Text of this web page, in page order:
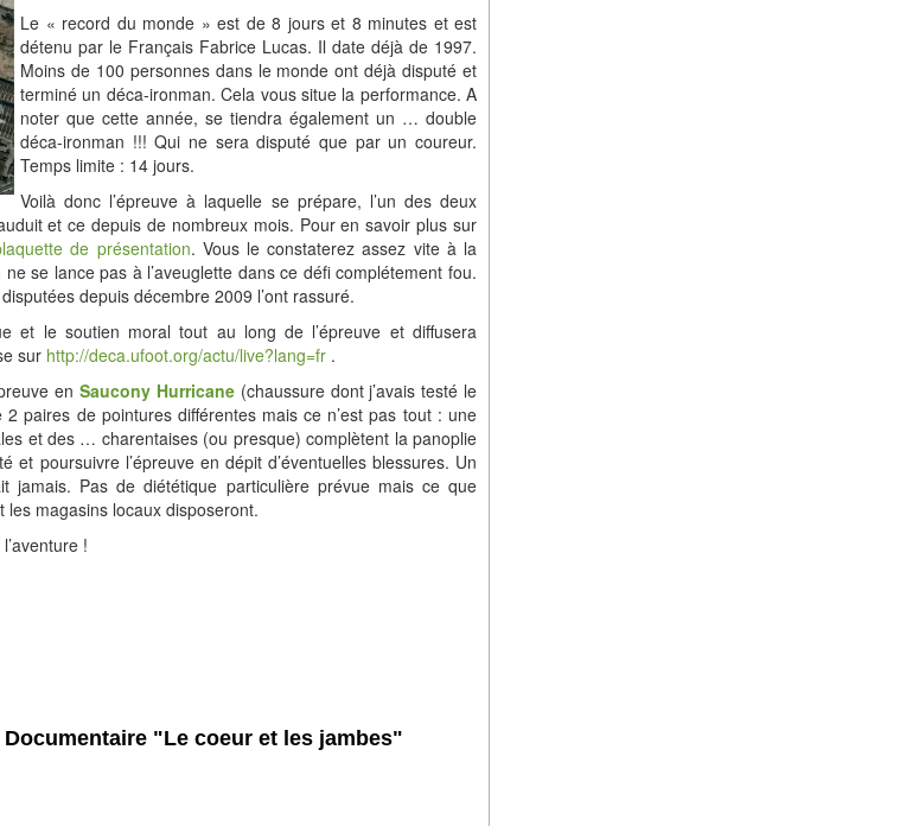
Le « record du monde » est de 8 jours et 8 minutes et est
détenu par le Français Fabrice Lucas. Il date déjà de 1997.
Moins de 100 personnes dans le monde ont déjà disputé et
terminé un déca-ironman. Cela vous situe la performance. A
noter que cette année, se tiendra également un … double
déca-ironman !!! Qui ne sera disputé que par un coureur.
Temps limite : 14 jours.
Voilà donc l’épreuve à laquelle se prépare, l’un des deux
et ce depuis de nombreux mois. Pour en savoir plus sur
de présentation. Vous le constaterez assez vite à la
ne se lance pas à l’aveuglette dans ce défi complétement fou.
disputées depuis décembre 2009 l’ont rassuré.
et le soutien moral tout au long de l’épreuve et diffusera
sur http://deca.ufoot.org/actu/live?lang=fr .
en Saucony Hurricane(chaussure dont j’avais testé le
paires de pointures différentes mais ce n’est pas tout : une
et des … charentaises (ou presque) complètent la panoplie
et poursuivre l’épreuve en dépit d’éventuelles blessures. Un
jamais. Pas de diététique particulière prévue mais ce que
les magasins locaux disposeront.
!
Documentaire "Le coeur et les jambes"